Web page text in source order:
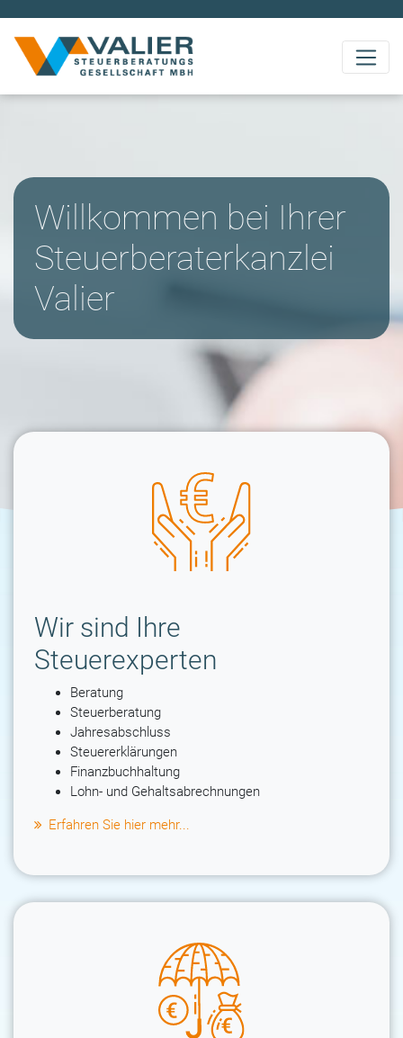
Willkommen bei Ihrer
Steuerberater­kanzlei
Valier
Wir sind Ihre
Steuerexperten
Beratung
Steuerberatung
Jahresabschluss
Steuererklärungen
Finanzbuchhaltung
Lohn- und Gehaltsabrechnungen
Erfahren Sie hier mehr...